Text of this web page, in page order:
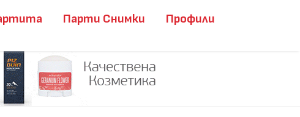
Парти Снимки Профили